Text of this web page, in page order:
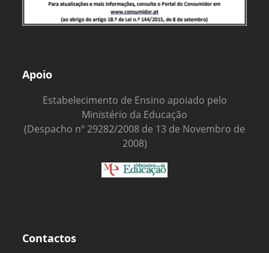
Apoio
Estabelecimento de Ensino apoiado pelo
Ministério da Educação
(Despacho nº 29282/2008 de 13 de Novembro de
2008)
Contactos